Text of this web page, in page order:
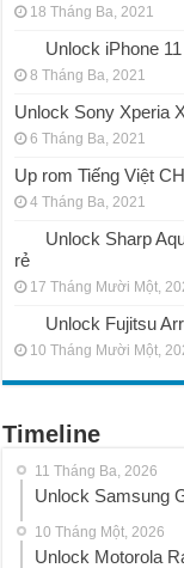
18 Tháng Ba, 2021
Unlock iPhone
8 Tháng Ba, 2021
Unlock Sony Xperia
6 Tháng Ba, 2021
Up rom Tiếng Việt
4 Tháng Ba, 2021
Unlock Sharp
rẻ
17 Tháng Mười Một,
Unlock Fujitsu
10 Tháng Mười Một,
Timeline
11 Tháng Ba, 2026
Unlock Samsung
10 Tháng Một, 2026
Unlock Motorola